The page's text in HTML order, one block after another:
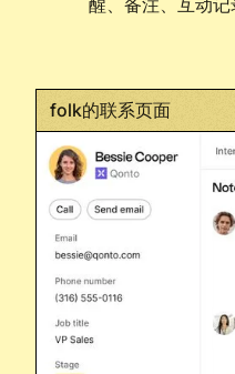
醒、备注、互动记
folk的联系页面